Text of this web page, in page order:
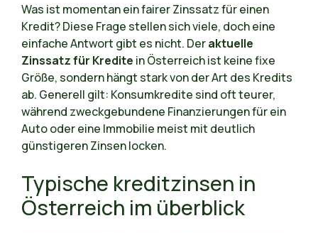
Was ist momentan ein fairer Zinssatz für einen
Kredit? Diese Frage stellen sich viele, doch eine
einfache Antwort gibt es nicht. Deraktuelle
Zinssatz für Kredite in Österreich ist keine fixe
Größe, sondern hängt stark von der Art des Kredits
ab. Generell gilt: Konsumkredite sind oft teurer,
während zweckgebundene Finanzierungen für ein
Auto oder eine Immobilie meist mit deutlich
günstigeren Zinsen locken.
Typische kreditzinsen in
Österreich im überblick